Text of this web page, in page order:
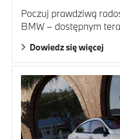
Poczuj prawdziwą
BMW – dostępnym
Dowiedz się więcej